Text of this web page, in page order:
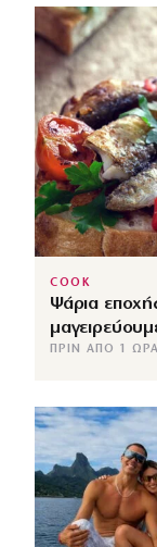
COOK
Ψάρια
ΠΡΙΝ ΑΠΌ 1 ΏΡΑ